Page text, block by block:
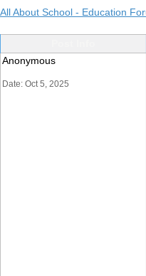
All About School - Education
Anonymous
Date: Oct 5, 2025